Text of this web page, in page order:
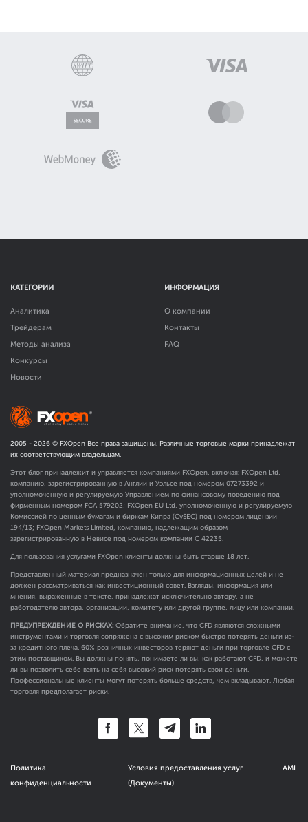
КАТЕГОРИИ
Аналитика
Трейдерам
Методы анализа
Конкурсы
Новости
ИНФОРМАЦИЯ
О компании
Контакты
FAQ
2005 - 2026 © FXOpen Все права защищены. Различные торговые марки принадлежат
их соответствующим владельцам.
Этот блог принадлежит и управляется компаниями FXOpen, включая: FXOpen Ltd,
компанию, зарегистрированную в Англии и Уэльсе под номером 07273392 и
уполномоченную и регулируемую Управлением по финансовому поведению под
фирменным номером FCA 579202; FXOpen EU Ltd, уполномоченную и регулируемую
Комиссией по ценным бумагам и биржам Кипра (CySEC) под номером лицензии
194/13; FXOpen Markets Limited, компанию, надлежащим образом
зарегистрированную в Невисе под номером компании C 42235.
Для пользования услугами FXOpen клиенты должны быть старше 18 лет.
Представленный материал предназначен только для информационных целей и не
должен рассматриваться как инвестиционный совет. Взгляды, информация или
мнения, выраженные в тексте, принадлежат исключительно автору, а не
работодателю автора, организации, комитету или другой группе, лицу или компании.
ПРЕДУПРЕЖДЕНИЕ О РИСКАХ: Обратите внимание, что CFD являются сложными
инструментами и торговля сопряжена с высоким риском быстро потерять деньги из-
за кредитного плеча. 60% розничных инвесторов теряют деньги при торговле CFD с
этим поставщиком. Вы должны понять, понимаете ли вы, как работают CFD, и можете
ли вы позволить себе взять на себя высокий риск потерять свои деньги.
Профессиональные клиенты могут потерять больше средств, чем вкладывают. Любая
торговля предполагает риски.
Политика
конфиденциальности
Условия предоставления услуг
(Документы)
AML